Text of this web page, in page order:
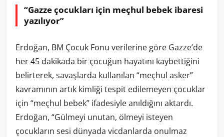
“Gazze çocukları için meçhul bebek ibaresi
yazılıyor”
Erdoğan, BM Çocuk Fonu verilerine göre Gazze’de
her 45 dakikada bir çocuğun hayatını kaybettiğini
belirterek, savaşlarda kullanılan “meçhul asker”
kavramının artık kimliği tespit edilemeyen çocuklar
için “meçhul bebek” ifadesiyle anıldığını aktardı.
Erdoğan, “Gülmeyi unutan, ölmeyi isteyen
çocukların sesi dünyada vicdanlarda onulmaz